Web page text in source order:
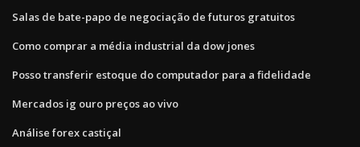
Salas de bate-papo de negociação de futuros gratuitos
Como comprar a média industrial da dow jones
Posso transferir estoque do computador para a fidelidade
Mercados ig ouro preços ao vivo
Análise forex castiçal